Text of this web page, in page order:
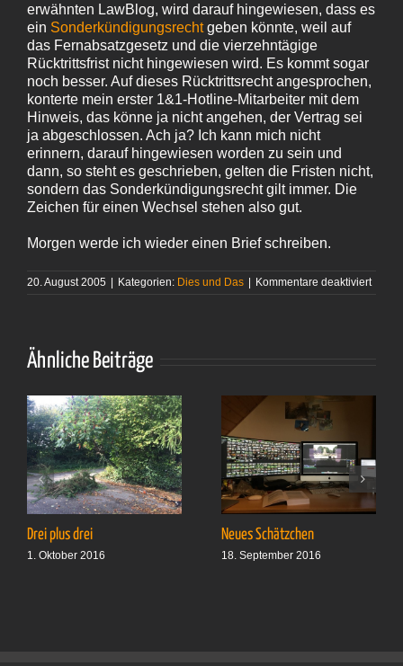
erwähnten LawBlog, wird darauf hingewiesen, dass es
ein Sonderkündigungsrechtgeben könnte, weil auf
das Fernabsatzgesetz und die vierzehntägige
Rücktrittsfrist nicht hingewiesen wird. Es kommt sogar
noch besser. Auf dieses Rücktrittsrecht angesprochen,
konterte mein erster 1&1‑Hotline-Mitarbeiter mit dem
Hinweis, das könne ja nicht angehen, der Vertrag sei
ja abgeschlossen. Ach ja? Ich kann mich nicht
erinnern, darauf hingewiesen worden zu sein und
dann, so steht es geschrieben, gelten die Fristen nicht,
sondern das Sonderkündigungsrecht gilt immer. Die
Zeichen für einen Wechsel stehen also gut.
Morgen werde ich wieder einen Brief schreiben.
20. August 2005 | Kategorien: Dies und Das | Kommentare deaktiviertfür
Ähnliche Beiträge
Drei plus drei
1. Oktober 2016
Neues Schätzchen
18. September 2016